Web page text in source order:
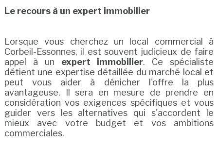
Le recours à un expert immobilier
Lorsque vous cherchez un local commercial à
Corbeil-Essonnes, il est souvent judicieux de faire
appel à un expert immobilier. Ce spécialiste
détient une expertise détaillée du marché local et
peut vous aider à dénicher l'offre la plus
avantageuse. Il sera en mesure de prendre en
considération vos exigences spécifiques et vous
guider vers les alternatives qui s'accordent le
mieux avec votre budget et vos ambitions
commerciales.